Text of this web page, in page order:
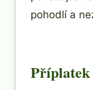
pohodlí a
Příplatek